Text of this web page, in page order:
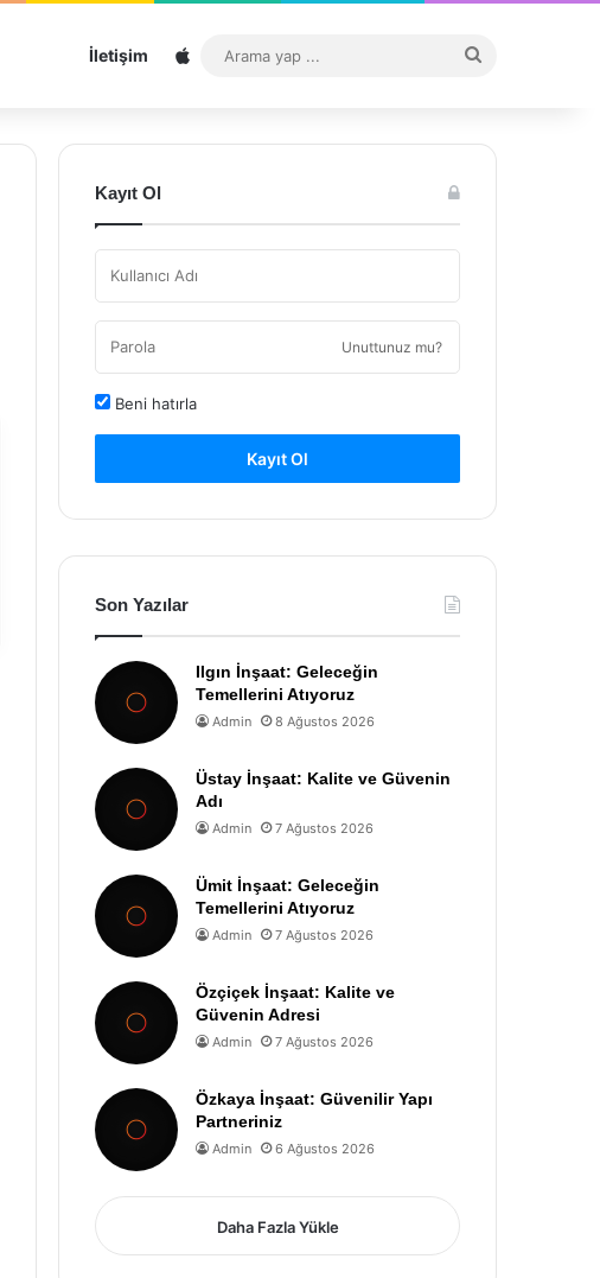
İletişim Sitemap
...
Kayıt Ol
Unuttunuz mu?
Beni hatırla
Kayıt Ol
Son Yazılar
Ilgın İnşaat: Geleceğin
Temellerini Atıyoruz
Admin 8 Ağustos 2026
Üstay İnşaat: Kalite ve Güvenin
Adı
Admin 7 Ağustos 2026
Ümit İnşaat: Geleceğin
Temellerini Atıyoruz
Admin 7 Ağustos 2026
Özçiçek İnşaat: Kalite ve
Güvenin Adresi
Admin 7 Ağustos 2026
Özkaya İnşaat: Güvenilir Yapı
Partneriniz
Admin 6 Ağustos 2026
Daha Fazla Yükle